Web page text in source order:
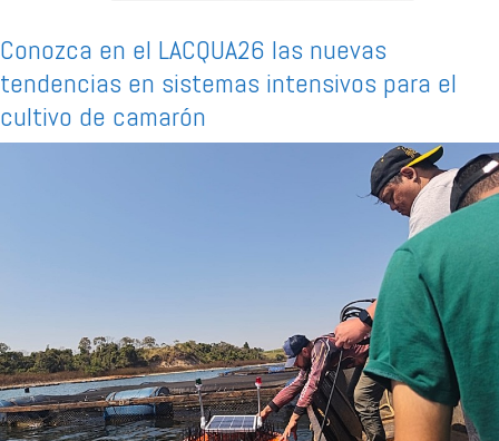
Conozca en el LACQUA26 las nuevas
tendencias en sistemas intensivos para el
cultivo de camarón